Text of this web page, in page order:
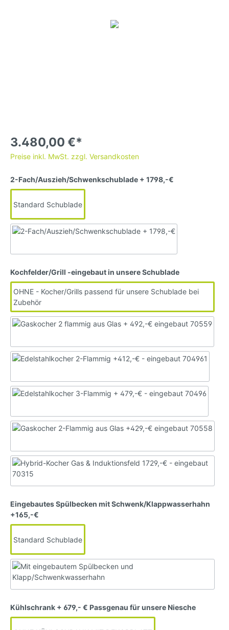
3.480,00 €*
Preise inkl. MwSt. zzgl. Versandkosten
2-Fach/Auszieh/Schwenkschublade + 1798,-€
Standard Schublade
Kochfelder/Grill -eingebaut in unsere Schublade
OHNE - Kocher/Grills passend für unsere Schublade bei
Zubehör
Eingebautes Spülbecken mit Schwenk/Klappwasserhahn
+165,-€
Standard Schublade
Kühlschrank + 679,- € Passgenau für unsere Niesche